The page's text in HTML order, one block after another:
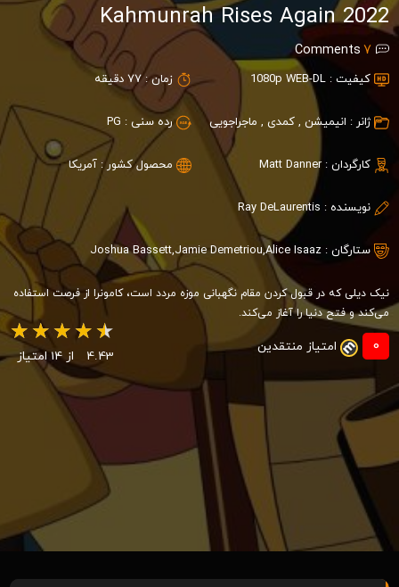
Kahmunrah Rises Again 2022
7
Comments
کیفیت : 1080p WEB-DL زمان : 77 دقیقه
ژانر : انیمیشن ,کمدی , ماجراجویی رده سنی : PG
کارگردان : Matt Danner محصول کشور : آمریکا
نویسنده : Ray DeLaurentis
ستارگان : Joshua Bassett,Jamie Demetriou,Alice Isaaz
نیک دیلی که در قبول کردن مقام نگهبانی موزه مردد است، کامونرا از فرصت استفاده
می‌کند و فتح دنیا را آغاز می‌کند.
0 امتیاز منتقدین
4.43 از 14 امتیاز